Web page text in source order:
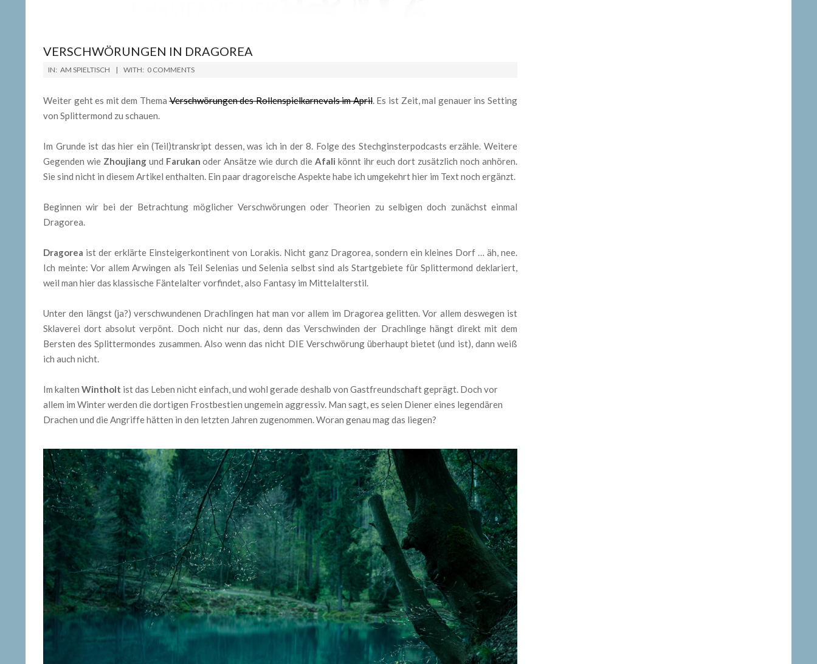
VERSCHWÖRUNGEN IN DRAGOREA
2019-
15
IN: AM SPIELTISCH WITH: 0 COMMENTS
Weiter geht es mit dem ThemaVerschwörungen des Rollenspielkarnevals im April. Es ist Zeit, mal genauer ins Setting
von Splittermond zu schauen.
Im Grunde ist das hier ein (Teil)transkript dessen, was ich in der 8. Folge des Stechginsterpodcasts erzähle. Weitere
Gegenden wie Zhoujiangund Farukan oder Ansätze wie durch die Afali könnt ihr euch dort zusätzlich noch anhören.
Sie sind nicht in diesem Artikel enthalten. Ein paar dragoreische Aspekte habe ich umgekehrt hier im Text noch ergänzt.
Beginnen wir bei der Betrachtung möglicher Verschwörungen oder Theorien zu selbigen doch zunächst einmal
Dragorea.
Dragorea ist der erklärte Einsteigerkontinent von Lorakis. Nicht ganz Dragorea, sondern ein kleines Dorf … äh, nee.
Ich meinte: Vor allem Arwingen als Teil Selenias und Selenia selbst sind als Startgebiete für Splittermond deklariert,
weil man hier das klassische Fäntelalter vorfindet, also Fantasy im Mittelalterstil.
Unter den längst (ja?) verschwundenen Drachlingen hat man vor allem im Dragorea gelitten. Vor allem deswegen ist
Sklaverei dort absolut verpönt. Doch nicht nur das, denn das Verschwinden der Drachlinge hängt direkt mit dem
Bersten des Splittermondes zusammen. Also wenn das nicht DIE Verschwörung überhaupt bietet (und ist), dann weiß
ich auch nicht.
Im kalten Wintholt ist das Leben nicht einfach, und wohl gerade deshalb von Gastfreundschaft geprägt. Doch vor
allem im Winter werden die dortigen Frostbestien ungemein aggressiv. Man sagt, es seien Diener eines legendären
Drachen und die Angriffe hätten in den letzten Jahren zugenommen. Woran genau mag das liegen?